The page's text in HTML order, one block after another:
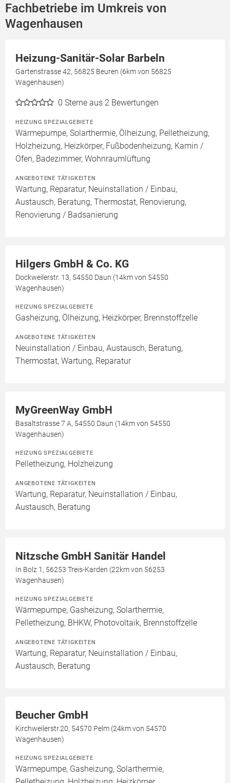
Fachbetriebe im Umkreis von
Wagenhausen
Heizung-Sanitär-Solar Barbeln
Gartenstrasse 42, 56825 Beuren (6km von 56825
Wagenhausen)
0 Sterne aus 2 Bewertungen
HEIZUNG SPEZIALGEBIETE
Wärmepumpe, Solarthermie, Ölheizung, Pelletheizung,
Holzheizung, Heizkörper, Fußbodenheizung, Kamin /
Ofen, Badezimmer, Wohnraumlüftung
ANGEBOTENE TÄTIGKEITEN
Wartung, Reparatur, Neuinstallation / Einbau,
Austausch, Beratung, Thermostat, Renovierung,
Renovierung / Badsanierung
Hilgers GmbH & Co. KG
Dockweilerstr. 13, 54550 Daun (14km von 54550
Wagenhausen)
HEIZUNG SPEZIALGEBIETE
Gasheizung, Ölheizung, Heizkörper, Brennstoffzelle
ANGEBOTENE TÄTIGKEITEN
Neuinstallation / Einbau, Austausch, Beratung,
Thermostat, Wartung, Reparatur
MyGreenWay GmbH
Basaltstrasse 7 A, 54550 Daun (14km von 54550
Wagenhausen)
HEIZUNG SPEZIALGEBIETE
Pelletheizung, Holzheizung
ANGEBOTENE TÄTIGKEITEN
Wartung, Reparatur, Neuinstallation / Einbau,
Austausch, Beratung
Nitzsche GmbH Sanitär Handel
In Bolz 1, 56253 Treis-Karden (22km von 56253
Wagenhausen)
HEIZUNG SPEZIALGEBIETE
Wärmepumpe, Gasheizung, Solarthermie,
Pelletheizung, BHKW, Photovoltaik, Brennstoffzelle
ANGEBOTENE TÄTIGKEITEN
Wartung, Reparatur, Neuinstallation / Einbau,
Austausch, Beratung
Beucher GmbH
Kirchweilerstr.20, 54570 Pelm (24km von 54570
Wagenhausen)
HEIZUNG SPEZIALGEBIETE
Wärmepumpe, Gasheizung, Solarthermie,